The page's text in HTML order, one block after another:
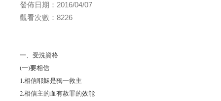
發佈日期：2016/04/07
觀看次數：8226
一、受洗資格
(一)要相信
1.相信耶穌是獨一救主
2.相信主的血有赦罪的效能